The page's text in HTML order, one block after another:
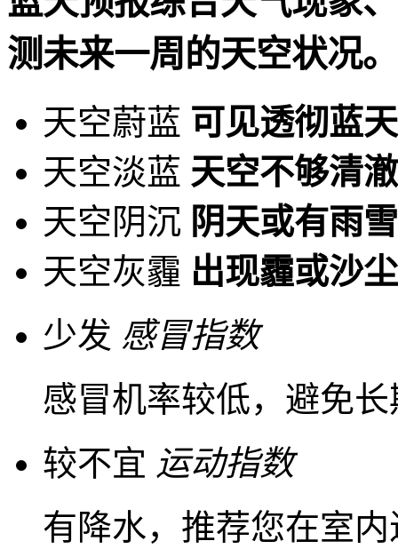
测未来一周的天空状况。
天空蔚蓝 可见透彻蓝
天空淡蓝 天空不够清
天空阴沉 阴天或有雨
天空灰霾 出现霾或沙
少发 感冒指数
感冒机率较低，避免
较不宜 运动指数
有降水，推荐您在室